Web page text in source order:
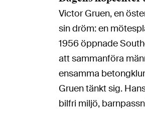
Victor Gruen, en
sin dröm: en
1956 öppnade
att sammanföra
ensamma
Gruen tänkt sig.
bilfri miljö,